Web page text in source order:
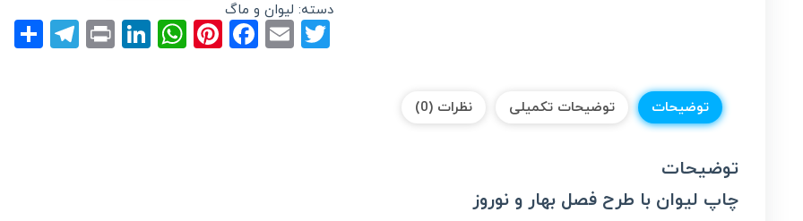
عیدتان
مبارک
دسته: لیوان و ماگ
Twitter
Email
Facebook
Pinterest
WhatsApp
LinkedIn
Print
توضیحات توضیحات تکمیلی نظرات (0)
توضیحات
چاپ لیوان با طرح فصل بهار و نوروز